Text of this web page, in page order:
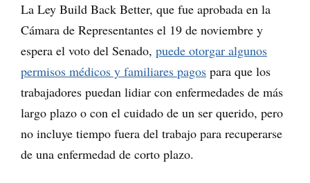
La Ley Build Back Better, que fue aprobada en la
Cámara de Representantes el 19 de noviembre y
espera el voto del Senado, puede otorgar algunos
permisos médicos y familiares pagos para que los
trabajadores puedan lidiar con enfermedades de más
largo plazo o con el cuidado de un ser querido, pero
no incluye tiempo fuera del trabajo para recuperarse
de una enfermedad de corto plazo.